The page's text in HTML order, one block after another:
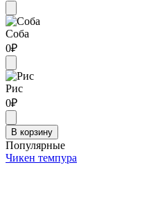
Соба
0₽
Рис
0₽
В корзину
Популярные
Чикен темпура